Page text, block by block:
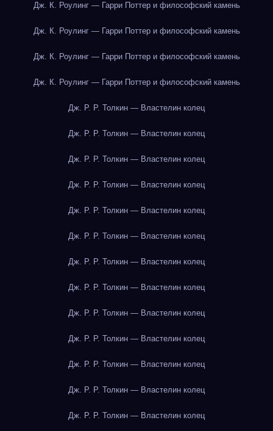
Дж. К. Роулинг — Гарри Поттер и философский камень
Дж. К. Роулинг — Гарри Поттер и философский камень
Дж. К. Роулинг — Гарри Поттер и философский камень
Дж. К. Роулинг — Гарри Поттер и философский камень
Дж. Р. Р. Толкин — Властелин колец
Дж. Р. Р. Толкин — Властелин колец
Дж. Р. Р. Толкин — Властелин колец
Дж. Р. Р. Толкин — Властелин колец
Дж. Р. Р. Толкин — Властелин колец
Дж. Р. Р. Толкин — Властелин колец
Дж. Р. Р. Толкин — Властелин колец
Дж. Р. Р. Толкин — Властелин колец
Дж. Р. Р. Толкин — Властелин колец
Дж. Р. Р. Толкин — Властелин колец
Дж. Р. Р. Толкин — Властелин колец
Дж. Р. Р. Толкин — Властелин колец
Дж. Р. Р. Толкин — Властелин колец